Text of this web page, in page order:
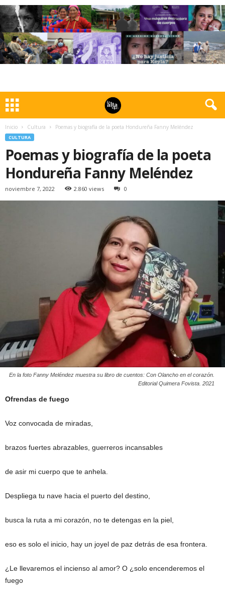
Inicio Cultura Poemas y biografía de la poeta Hondureña Fanny Meléndez
CULTURA
Poemas y biografía de la poeta
Hondureña Fanny Meléndez
noviembre 7, 2022 2.860 views 0
En la foto Fanny Meléndez muestra su libro de cuentos: Con Olancho en el corazón.
Editorial Quimera Fovista. 2021
Ofrendas de fuego
Voz convocada de miradas,
brazos fuertes abrazables, guerreros incansables
de asir mi cuerpo que te anhela.
Despliega tu nave hacia el puerto del destino,
busca la ruta a mi corazón, no te detengas en la piel,
eso es solo el inicio, hay un joyel de paz detrás de esa frontera.
¿Le llevaremos el incienso al amor? O ¿solo encenderemos el
fuego